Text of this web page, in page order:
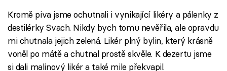
Kromě piva jsme ochutnali i vynikající likéry a pálenky z
destilérky Svach. Nikdy bych tomu nevěřila, ale opravdu
mi chutnala jejich zelená. Likér plný bylin, který krásně
voněl po mátě a chutnal prostě skvěle. K dezertu jsme
si dali malinový likér a také mile překvapil.